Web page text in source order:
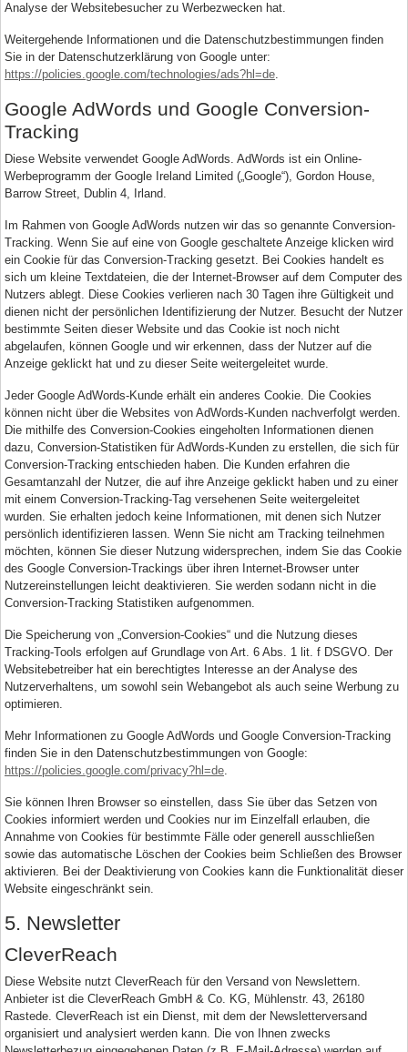
Analyse der Websitebesucher zu Werbezwecken hat.
Weitergehende Informationen und die Datenschutzbestimmungen finden
Sie in der Datenschutzerklärung von Google unter:
https://policies.google.com/technologies/ads?hl=de.
Google AdWords und Google Conversion-
Tracking
Diese Website verwendet Google AdWords. AdWords ist ein Online-
Werbeprogramm der Google Ireland Limited („Google“), Gordon House,
Barrow Street, Dublin 4, Irland.
Im Rahmen von Google AdWords nutzen wir das so genannte Conversion-
Tracking. Wenn Sie auf eine von Google geschaltete Anzeige klicken wird
ein Cookie für das Conversion-Tracking gesetzt. Bei Cookies handelt es
sich um kleine Textdateien, die der Internet-Browser auf dem Computer des
Nutzers ablegt. Diese Cookies verlieren nach 30 Tagen ihre Gültigkeit und
dienen nicht der persönlichen Identifizierung der Nutzer. Besucht der Nutzer
bestimmte Seiten dieser Website und das Cookie ist noch nicht
abgelaufen, können Google und wir erkennen, dass der Nutzer auf die
Anzeige geklickt hat und zu dieser Seite weitergeleitet wurde.
Jeder Google AdWords-Kunde erhält ein anderes Cookie. Die Cookies
können nicht über die Websites von AdWords-Kunden nachverfolgt werden.
Die mithilfe des Conversion-Cookies eingeholten Informationen dienen
dazu, Conversion-Statistiken für AdWords-Kunden zu erstellen, die sich für
Conversion-Tracking entschieden haben. Die Kunden erfahren die
Gesamtanzahl der Nutzer, die auf ihre Anzeige geklickt haben und zu einer
mit einem Conversion-Tracking-Tag versehenen Seite weitergeleitet
wurden. Sie erhalten jedoch keine Informationen, mit denen sich Nutzer
persönlich identifizieren lassen. Wenn Sie nicht am Tracking teilnehmen
möchten, können Sie dieser Nutzung widersprechen, indem Sie das Cookie
des Google Conversion-Trackings über ihren Internet-Browser unter
Nutzereinstellungen leicht deaktivieren. Sie werden sodann nicht in die
Conversion-Tracking Statistiken aufgenommen.
Die Speicherung von „Conversion-Cookies“ und die Nutzung dieses
Tracking-Tools erfolgen auf Grundlage von Art. 6 Abs. 1 lit. f DSGVO. Der
Websitebetreiber hat ein berechtigtes Interesse an der Analyse des
Nutzerverhaltens, um sowohl sein Webangebot als auch seine Werbung zu
optimieren.
Mehr Informationen zu Google AdWords und Google Conversion-Tracking
finden Sie in den Datenschutzbestimmungen von Google:
https://policies.google.com/privacy?hl=de.
Sie können Ihren Browser so einstellen, dass Sie über das Setzen von
Cookies informiert werden und Cookies nur im Einzelfall erlauben, die
Annahme von Cookies für bestimmte Fälle oder generell ausschließen
sowie das automatische Löschen der Cookies beim Schließen des Browser
aktivieren. Bei der Deaktivierung von Cookies kann die Funktionalität dieser
Website eingeschränkt sein.
5. Newsletter
CleverReach
Diese Website nutzt CleverReach für den Versand von Newslettern.
Anbieter ist die CleverReach GmbH & Co. KG, Mühlenstr. 43, 26180
Rastede. CleverReach ist ein Dienst, mit dem der Newsletterversand
organisiert und analysiert werden kann. Die von Ihnen zwecks